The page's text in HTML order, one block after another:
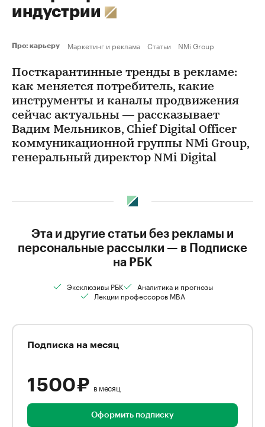
индустрии
Про: карьеру Маркетинг и реклама Статьи NMi Group
Посткарантинные тренды в рекламе:
как меняется потребитель, какие
инструменты и каналы продвижения
сейчас актуальны — рассказывает
Вадим Мельников, Chief Digital Officer
коммуникационной группы NMi Group,
генеральный директор NMi Digital
Эта и другие статьи без рекламы и
персональные рассылки — в Подписке
на РБК
Эксклюзивы РБК
Аналитика и прогнозы
Лекции профессоров MBA
Подписка на месяц
1 500 ₽ в месяц
Оформить подписку